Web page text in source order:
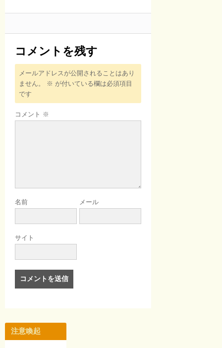
コメントを残す
メールアドレスが公開されることはあり
ません。
※ が付いている欄は必須項目
です
コメント ※
名前 メール
サイト
注意喚起